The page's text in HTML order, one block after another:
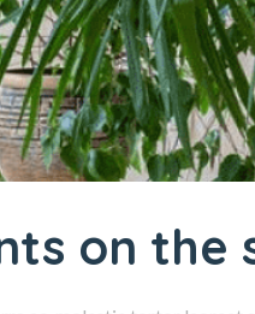
on the